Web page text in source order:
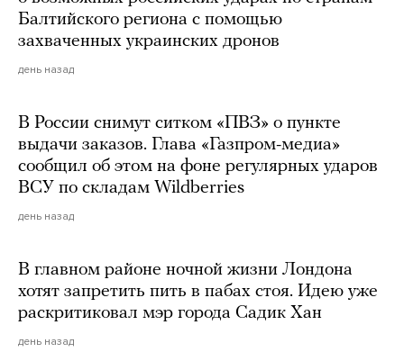
Балтийского региона с помощью
захваченных украинских дронов
день назад
В России снимут ситком «ПВЗ» о пункте
выдачи заказов. Глава «Газпром-медиа»
сообщил об этом на фоне регулярных ударов
ВСУ по складам Wildberries
день назад
В главном районе ночной жизни Лондона
хотят запретить пить в пабах стоя. Идею уже
раскритиковал мэр города Садик Хан
день назад